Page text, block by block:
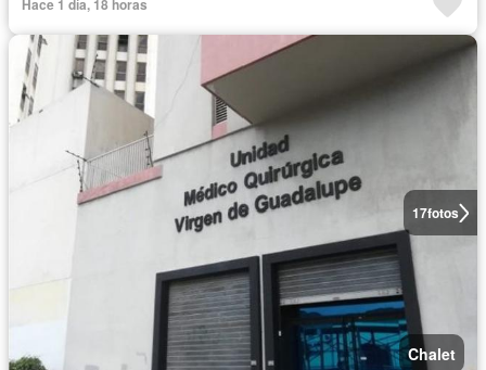
Hace 1 día, 18 horas
17fotos
Chalet